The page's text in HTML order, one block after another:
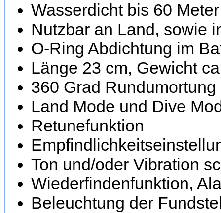
Wasserdicht bis 60
Nutzbar an Land, sowie
O-Ring Abdichtung im
Länge 23 cm, Gewicht
360 Grad
Land Mode und Dive
Retunefunktion
Ton und/oder Vibration
Wiederfindenfunktion,
Beleuchtung der